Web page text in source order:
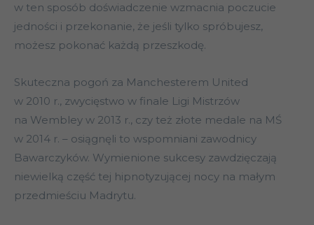
w ten sposób doświadczenie wzmacnia poczucie
jedności i przekonanie, że jeśli tylko spróbujesz,
możesz pokonać każdą przeszkodę.
Skuteczna pogoń za Manchesterem United
w 2010 r., zwycięstwo w finale Ligi Mistrzów
na Wembley w 2013 r., czy też złote medale na MŚ
w 2014 r. – osiągnęli to wspomniani zawodnicy
Bawarczyków. Wymienione sukcesy zawdzięczają
niewielką część tej hipnotyzującej nocy na małym
przedmieściu Madrytu.